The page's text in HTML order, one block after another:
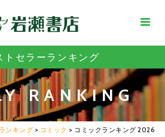
トセラーランキング
RANKING
ンキング > コミック > コミックランキング 2026